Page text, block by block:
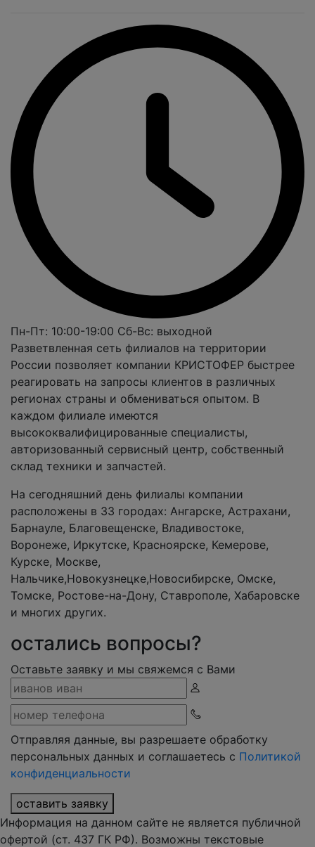
Пн-Пт: 10:00-19:00 Сб-Вс: выходной
Разветвленная сеть филиалов на территории
России позволяет компании КРИСТОФЕР быстрее
реагировать на запросы клиентов в различных
регионах страны и обмениваться опытом. В
каждом филиале имеются
высококвалифицированные специалисты,
авторизованный сервисный центр, собственный
склад техники и запчастей.
На сегодняшний день филиалы компании
расположены в 33 городах: Ангарске, Астрахани,
Барнауле, Благовещенске, Владивостоке,
Воронеже, Иркутске, Красноярске, Кемерове,
Курске, Москве,
Нальчике,Новокузнецке,Новосибирске, Омске,
Томске, Ростове-на-Дону, Ставрополе, Хабаровске
и многих других.
остались вопросы?
Оставьте заявку и мы свяжемся с Вами
Отправляя данные, вы разрешаете обработку
персональных данных и соглашаетесь с Политикой
конфиденциальности
оставить заявку
Информация на данном сайте не является публичной
офертой (ст. 437 ГК РФ). Возможны текстовые